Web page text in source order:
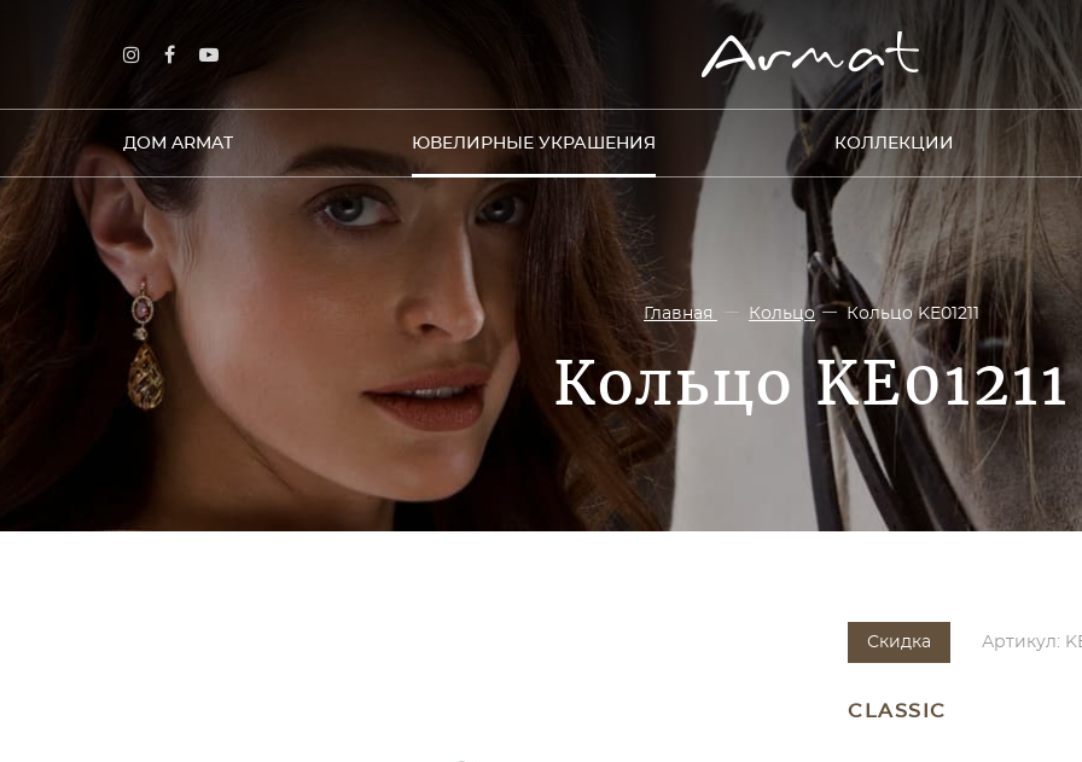
ДОМ ARMAT ЮВЕЛИРНЫЕ УКРАШЕНИЯ КОЛЛЕКЦИИ
Главная Кольцо Кольцо KE01211
Кольцо KE01211
Скидка Артикул:
CLASSIC